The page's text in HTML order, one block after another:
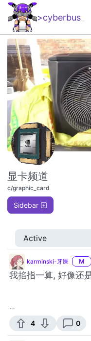
>cyberbus
显卡频道
c/graphic_card
Sidebar
karminski-牙医 M
我掐指一算, 好像还
…
4
0